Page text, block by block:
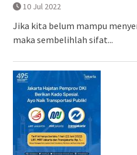
10 Jul 2022
Jika kita belum mampu
maka sembelihlah sifat...